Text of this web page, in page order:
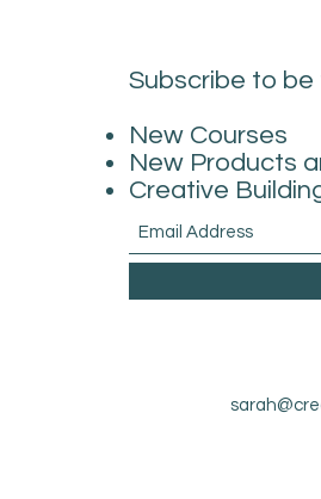
Subscribe to
New Courses
New Products
Creative